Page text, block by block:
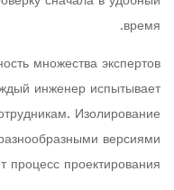
время.
множества экспертов
инженер испытывает
Изолирование
версиями
проектирования.